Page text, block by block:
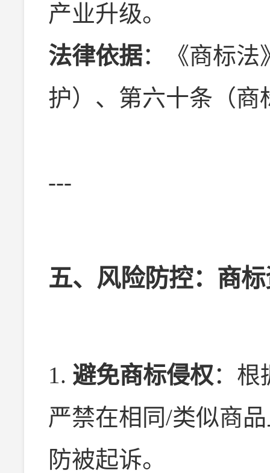
产业升级。
法律依据：《商标法
护）、第六十条（商
---
五、风险防控：商
1. 避免商标侵权：根
严禁在相同/类似商
防被起诉。